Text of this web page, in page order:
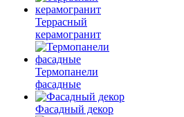
Террасный
керамогранит
Термопанели
фасадные
Фасадный декор